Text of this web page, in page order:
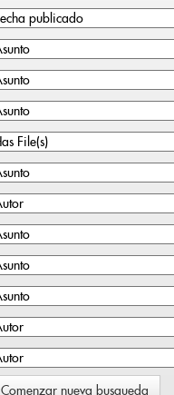
Comenzar nueva busqueda